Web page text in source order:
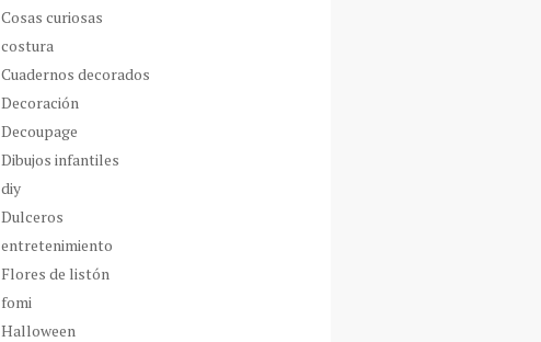
Cosas curiosas
costura
Cuadernos decorados
Decoración
Decoupage
Dibujos infantiles
diy
Dulceros
entretenimiento
Flores de listón
fomi
Halloween